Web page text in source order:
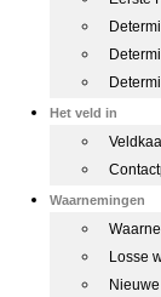
Het veld in
Waarnemingen
Losse